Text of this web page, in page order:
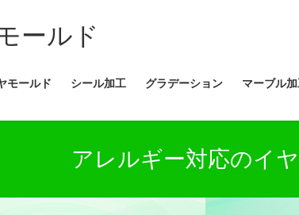
ールド
モールド シール加工 グラデーション マーブル
アレルギー対応のイ